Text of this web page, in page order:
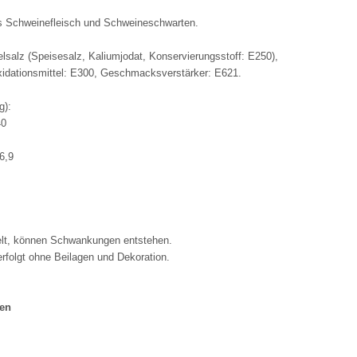
und Schweineschwarten.
(Speisesalz, Kaliumjodat, Konservierungsstoff: E250),
E300, Geschmacksverstärker: E621.
können Schwankungen entstehen.
ohne Beilagen und Dekoration.